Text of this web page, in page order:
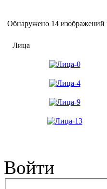
Обнаружено 14 изображений
Лица
Войти